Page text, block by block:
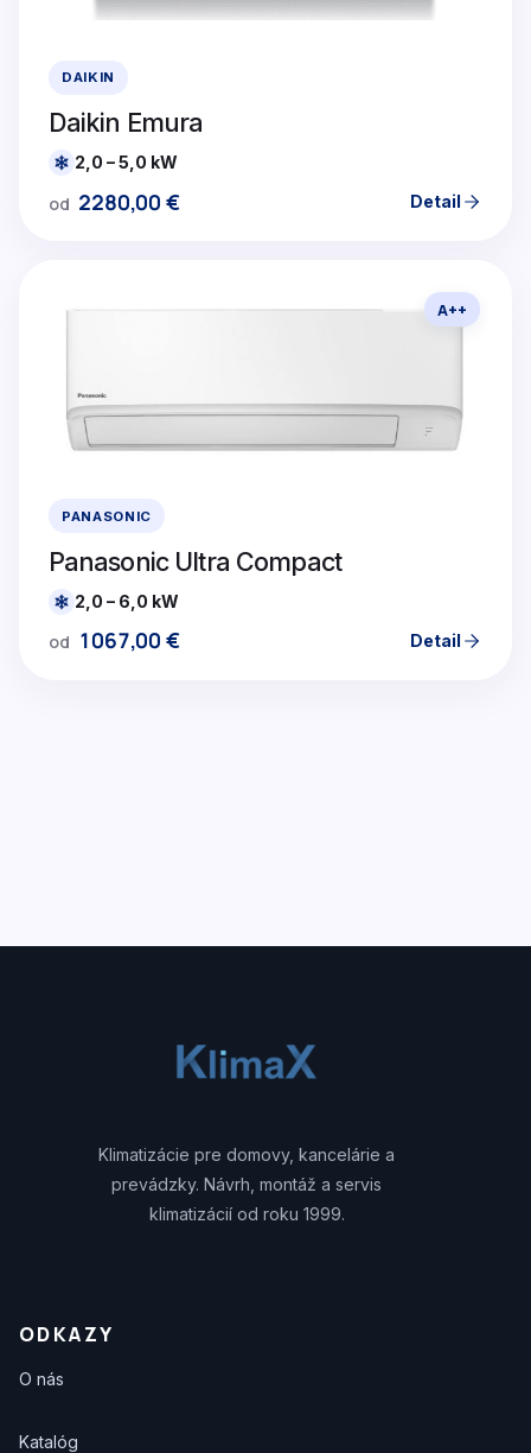
DAIKIN
Daikin Emura
2,0 – 5,0 kW
od 2280,00 € Detail
A++
PANASONIC
Panasonic Ultra Compact
2,0 – 6,0 kW
od 1067,00 € Detail
Klimatizácie pre domovy, kancelárie a
prevádzky. Návrh, montáž a servis
klimatizácií od roku 1999.
ODKAZY
O nás
Katalóg